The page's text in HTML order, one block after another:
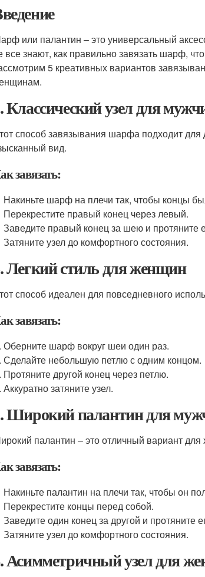
или палантин – это универсальный
все знают, как правильно завязать шарф,
5 креативных вариантов
Классический узел для
способ завязывания шарфа подходит
вид.
завязать:
Накиньте шарф на плечи так, чтобы концы
Перекрестите правый конец через левый.
Заведите правый конец за шею и протяните
Затяните узел до комфортного состояния.
Легкий стиль для женщин
способ идеален для повседневного
завязать:
Оберните шарф вокруг шеи один раз.
Сделайте небольшую петлю с одним концом.
Протяните другой конец через петлю.
Аккуратно затяните узел.
Широкий палантин для
палантин – это отличный вариант
завязать:
Накиньте палантин на плечи так, чтобы он
Перекрестите концы перед собой.
Заведите один конец за другой и протяните
Затяните узел до комфортного состояния.
Асимметричный узел для